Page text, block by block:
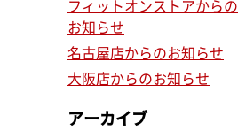
フィットオンストアからの
お知らせ
名古屋店からのお知らせ
大阪店からのお知らせ
アーカイブ